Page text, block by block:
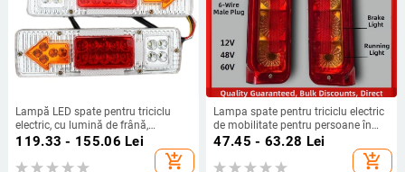
Lampă LED spate pentru triciclu
electric, cu lumină de frână,
semnalizare și lumină de mers –
119.33 - 155.06 Lei
add_shopping_cart
Lampa spate pentru triciclu electric
de mobilitate pentru persoane în
vârstă, carcasă universală, set
47.45 - 63.28 Lei
add_shopping_cart